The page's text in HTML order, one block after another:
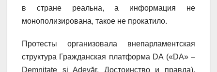
в стране реальна, а информация не
монополизирована, такое не прокатило.
Протесты организовала внепарламентская
структура Гражданская платформа DA («DA» –
Demnitate și Adevăr, Достоинство и правда).